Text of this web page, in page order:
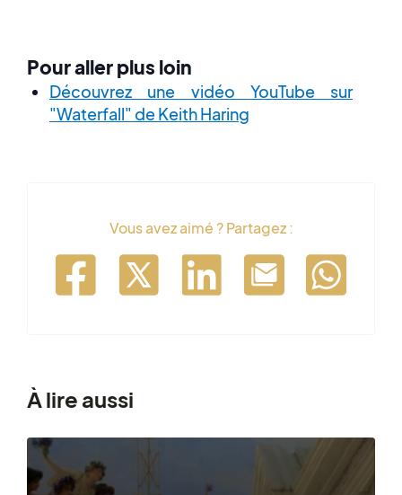
Pour aller plus loin
Découvrez une vidéo YouTube sur
"Waterfall" de Keith Haring
Vous avez aimé ? Partagez :
À lire aussi